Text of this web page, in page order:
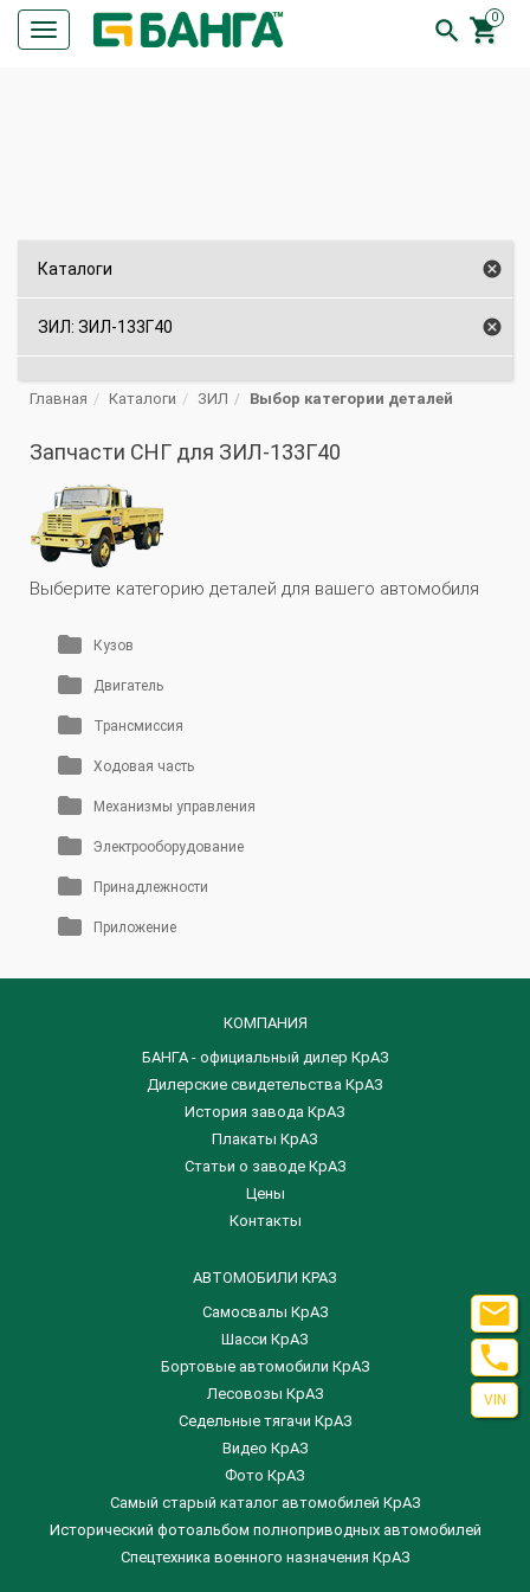
Кнопка
меню
0


Каталоги 
ЗИЛ: ЗИЛ-133Г40 
Главная Каталоги ЗИЛ Выбор категории деталей
Запчасти СНГ для ЗИЛ-133Г40
Выберите категорию деталей для вашего автомобиля
Кузов
Двигатель
Трансмиссия
Ходовая часть
Механизмы управления
Электрооборудование
Принадлежности
Приложение
КОМПАНИЯ
БАНГА - официальный дилер КрАЗ
Дилерские свидетельства КрАЗ
История завода КрАЗ
Плакаты КрАЗ
Статьи о заводе КрАЗ
Цены
Контакты
АВТОМОБИЛИ КРАЗ
Самосвалы КрАЗ
Шасси КрАЗ
Бортовые автомобили КрАЗ
Лесовозы КрАЗ
Седельные тягачи КрАЗ
Видео КрАЗ
Фото КрАЗ
Самый старый каталог автомобилей КрАЗ
Исторический фотоальбом полноприводных автомобилей
Спецтехника военного назначения КрАЗ


VIN